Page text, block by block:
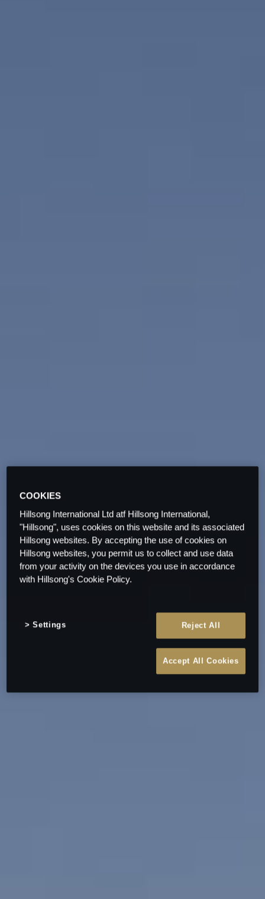
COOKIES
Hillsong International Ltd atf Hillsong International,
"Hillsong", uses cookies on this website and its associated
Hillsong websites. By accepting the use of cookies on
Hillsong websites, you permit us to collect and use data
from your activity on the devices you use in accordance
with Hillsong's Cookie Policy.
Reject All
Accept All Cookies
Settings